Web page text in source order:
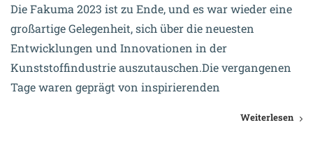
Die Fakuma 2023 ist zu Ende, und es war wieder eine
großartige Gelegenheit, sich über die neuesten
Entwicklungen und Innovationen in der
Kunststoffindustrie auszutauschen.Die vergangenen
Tage waren geprägt von inspirierenden
Weiterlesen